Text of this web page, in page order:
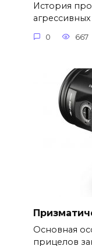
История
0 667
Основная
прицелов